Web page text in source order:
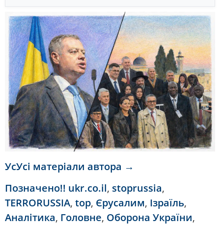
УсУсі матеріали автора →
Позначено!! ukr.co.il, stoprussia,
TERRORUSSIA, top, Єрусалим, Ізраїль,
Аналітика, Головне, Оборона України,